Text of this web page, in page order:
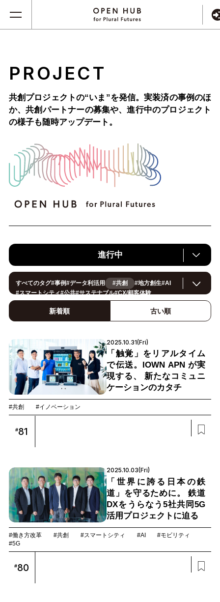
PROJECT
共創プロジェクトの“いま”を発信。実装済の事例のほ
か、共創パートナーの募集や、進行中のプロジェクト
の様子も随時アップデート。
進行中
すべてのタグ#事例#データ利活用 #共創 #地方創生#AI
#スマートシティ#公共#サステナブル#CX/顧客体験
#ヘルスケア#環境・エネルギー#働き方改革
イノベーション#IoT
スマートファクトリー
デジタルツイン
新着順 古い順
2025.10.31(Fri)
「触覚」をリアルタイム
で伝送。IOWN APN が実
現する、 新たなコミュニ
ケーションのカタチ
#共創 #イノベーション
#81
2025.10.03(Fri)
「世界に誇る日本の鉄
道」を守るために。 鉄道
DXをうらなう5社共同5G
活用プロジェクトに迫る
#働き方改革 #共創 #スマートシティ #AI
#モビリティ
#5G
#80